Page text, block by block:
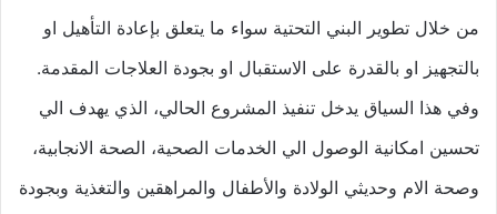
من خلال تطوير البني التحتية سواء ما يتعلق بإعادة التأهيل او
بالتجهيز او بالقدرة على الاستقبال او بجودة العلاجات المقدمة.
وفي هذا السياق يدخل تنفيذ المشروع الحالي، الذي يهدف الي
تحسين امكانية الوصول الي الخدمات الصحية، الصحة الانجابية،
وصحة الام وحديثي الولادة والأطفال والمراهقين والتغذية وبجودة